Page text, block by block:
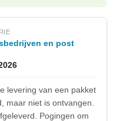
en post
levering van een pakket
maar niet is ontvangen.
Pogingen om